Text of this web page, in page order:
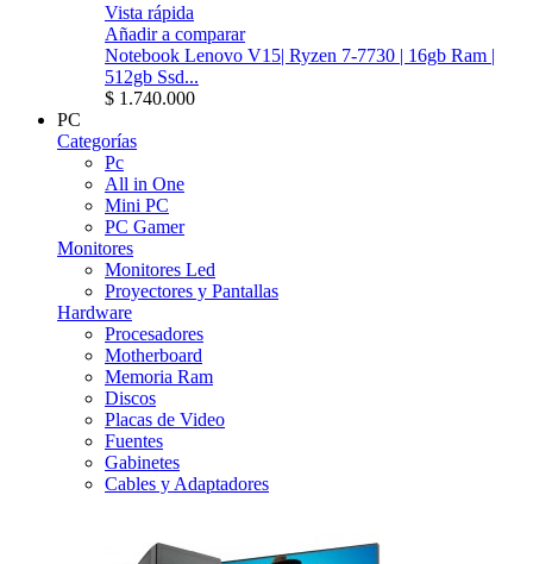
Vista rápida
Añadir a comparar
Notebook Lenovo V15| Ryzen 7-7730 | 16gb Ram |
512gb Ssd...
$ 1.740.000
PC
Categorías
Pc
All in One
Mini PC
PC Gamer
Monitores
Monitores Led
Proyectores y Pantallas
Hardware
Procesadores
Motherboard
Memoria Ram
Discos
Placas de Video
Fuentes
Gabinetes
Cables y Adaptadores